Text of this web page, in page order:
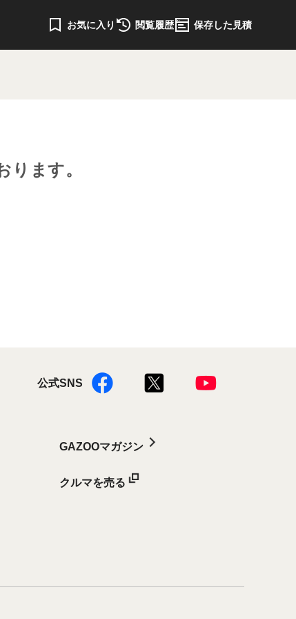
お気に入り 閲覧履歴 保存した見積
ります。
公式SNS
GAZOOマガジン
クルマを売る